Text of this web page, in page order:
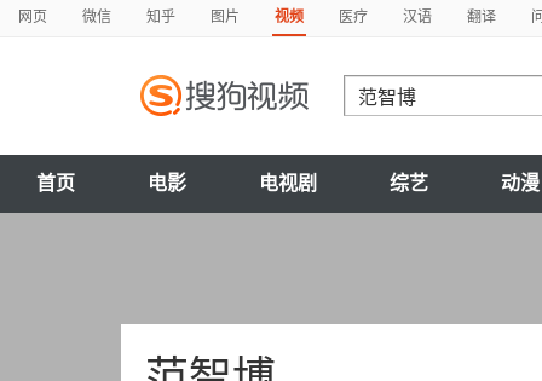
网页 微信 知乎 图片 视频 医疗 汉语 翻译
首页 电影 电视剧 综艺 动漫